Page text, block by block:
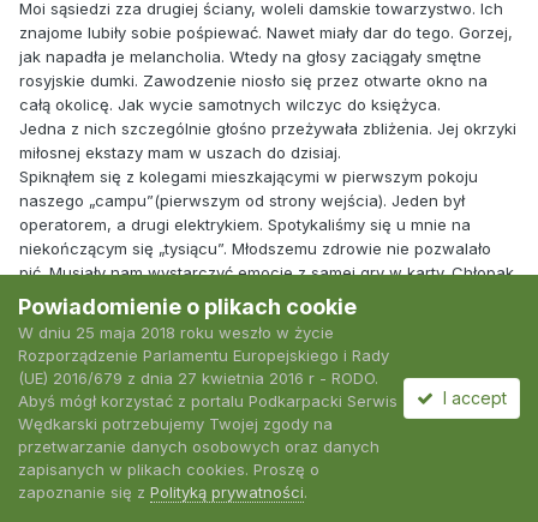
Moi sąsiedzi zza drugiej ściany, woleli damskie towarzystwo. Ich
znajome lubiły sobie pośpiewać. Nawet miały dar do tego. Gorzej,
jak napadła je melancholia. Wtedy na głosy zaciągały smętne
rosyjskie dumki. Zawodzenie niosło się przez otwarte okno na
całą okolicę. Jak wycie samotnych wilczyc do księżyca.
Jedna z nich szczególnie głośno przeżywała zbliżenia. Jej okrzyki
miłosnej ekstazy mam w uszach do dzisiaj.
Spiknąłem się z kolegami mieszkającymi w pierwszym pokoju
naszego „campu”(pierwszym od strony wejścia). Jeden był
operatorem, a drugi elektrykiem. Spotykaliśmy się u mnie na
niekończącym się „tysiącu”. Młodszemu zdrowie nie pozwalało
pić. Musiały nam wystarczyć emocje z samej gry w karty. Chłopak
zaparł się zarobić na eksporcie na kupno mieszkania
„dewizowego” w Polsce. Za wszystkie uzorgowane rubelki
nabywał w portowych miastach Rosji tanie dolary.
Spotkałem go krótko po powrocie do kraju. Pochwalił się, że już
mieszkali z żoną „na swoim”.
Wtórny pożytek z naszego przesiadywania przy kartach był taki,
że mój „butik” był zawsze otwarty. Z dobrym skutkiem dla
upłynnienia „przemytu”. Z czasem, mniej dyspozycyjni znajomi,
zaczęli przynosić swoje rzeczy do sprzedaży „komisowej”. „Bo ty
Powiadomienie o plikach cookie
W dniu 25 maja 2018 roku weszło w życie
Rozporządzenie Parlamentu Europejskiego i Rady
(UE) 2016/679 z dnia 27 kwietnia 2016 r - RODO.
Abyś mógł korzystać z portalu Podkarpacki Serwis
Wędkarski potrzebujemy Twojej zgody na
przetwarzanie danych osobowych oraz danych
zapisanych w plikach cookies. Proszę o
zapoznanie się z Polityką prywatności.
I accept